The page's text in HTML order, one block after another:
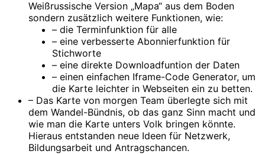
Weißrussische Version „Mapa“ aus dem Boden
sondern zusätzlich weitere Funktionen, wie:
– die Terminfunktion für alle
– eine verbesserte Abonnierfunktion für
Stichworte
– eine direkte Downloadfuntion der Daten
– einen einfachen Iframe-Code Generator, um
die Karte leichter in Webseiten ein zu betten.
– Das Karte von morgen Team überlegte sich mit
dem Wandel-Bündnis, ob das ganz Sinn macht und
wie man die Karte unters Volk bringen könnte.
Hieraus entstanden neue Ideen für Netzwerk,
Bildungsarbeit und Antragschancen.